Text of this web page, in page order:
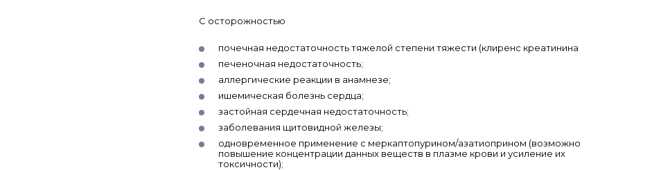
С осторожностью
почечная недостаточность тяжелой степени тяжести (клиренс креатинина
печеночная недостаточность;
аллергические реакции в анамнезе;
ишемическая болезнь сердца;
застойная сердечная недостаточность;
заболевания щитовидной железы;
одновременное применение с меркаптопурином/азатиоприном (возможно
повышение концентрации данных веществ в плазме крови и усиление их
токсичности);